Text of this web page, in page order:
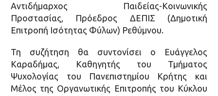
Αντιδήμαρχος Παιδείας-Κοινωνικής
Προστασίας, Πρόεδρος ΔΕΠΙΣ (Δημοτική
Επιτροπή Ισότητας Φύλων) Ρεθύμνου.
Τη συζήτηση θα συντονίσει o Ευάγγελος
Καραδήμας, Καθηγητής του Τμήματος
Ψυχολογίας του Πανεπιστημίου Κρήτης και
Μέλος της Οργανωτικής Επιτροπής του Κύκλου